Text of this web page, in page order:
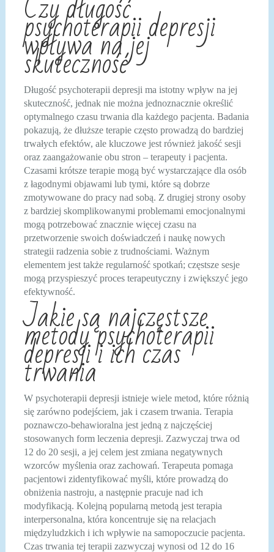
psychoterapii depresji
wpływa na jej
skuteczność
Długość psychoterapii depresji ma istotny wpływ na jej
skuteczność, jednak nie można jednoznacznie określić
optymalnego czasu trwania dla każdego pacjenta. Badania
pokazują, że dłuższe terapie często prowadzą do bardziej
trwałych efektów, ale kluczowe jest również jakość sesji
oraz zaangażowanie obu stron – terapeuty i pacjenta.
Czasami krótsze terapie mogą być wystarczające dla osób
z łagodnymi objawami lub tymi, które są dobrze
zmotywowane do pracy nad sobą. Z drugiej strony osoby
z bardziej skomplikowanymi problemami emocjonalnymi
mogą potrzebować znacznie więcej czasu na
przetworzenie swoich doświadczeń i naukę nowych
strategii radzenia sobie z trudnościami. Ważnym
elementem jest także regularność spotkań; częstsze sesje
mogą przyspieszyć proces terapeutyczny i zwiększyć jego
efektywność.
Jakie są najczęstsze
metody psychoterapii
depresji i ich czas
trwania
W psychoterapii depresji istnieje wiele metod, które różnią
się zarówno podejściem, jak i czasem trwania. Terapia
poznawczo-behawioralna jest jedną z najczęściej
stosowanych form leczenia depresji. Zazwyczaj trwa od
12 do 20 sesji, a jej celem jest zmiana negatywnych
wzorców myślenia oraz zachowań. Terapeuta pomaga
pacjentowi zidentyfikować myśli, które prowadzą do
obniżenia nastroju, a następnie pracuje nad ich
modyfikacją. Kolejną popularną metodą jest terapia
interpersonalna, która koncentruje się na relacjach
międzyludzkich i ich wpływie na samopoczucie pacjenta.
Czas trwania tej terapii zazwyczaj wynosi od 12 do 16